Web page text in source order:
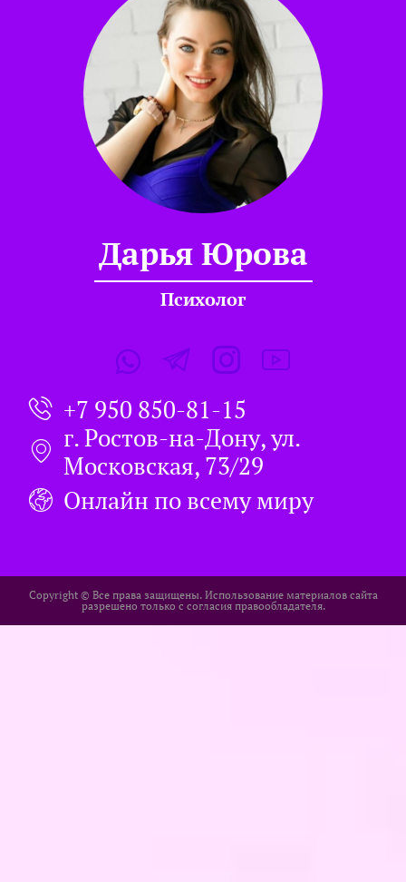
Дарья Юрова
Психолог
+7 950 850-81-15
г. Ростов-на-Дону, ул.
Московская, 73/29
Онлайн по всему миру​
Copуright © Все права защищены. Использование материалов сайта
разрешено только с согласия правообладателя.